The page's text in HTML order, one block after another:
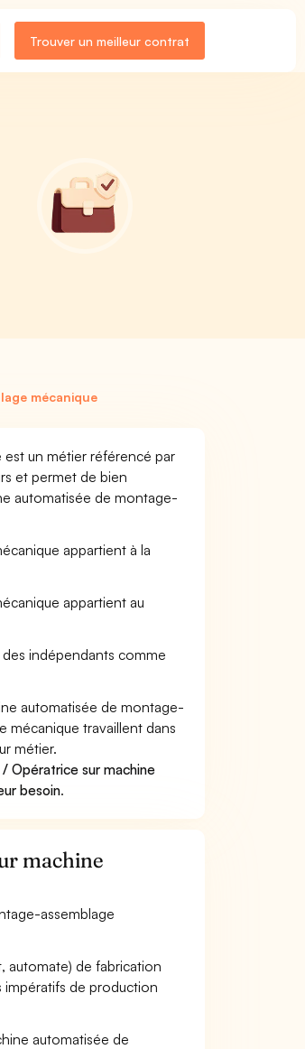
Trouver un meilleur contrat
mécanique
un métier référencé par
et permet de bien
automatisée de montage-
appartient à la
appartient au
des indépendants comme
automatisée de montage-
mécanique travaillent dans
métier.
Opératrice sur machine
besoin.
machine
assemblage
automate) de fabrication
impératifs de production
automatisée de